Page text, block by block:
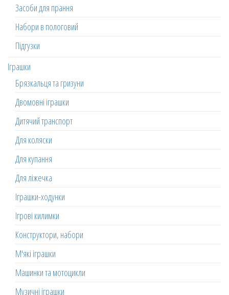
Засоби для прання
Набори в пологовий
Підгузки
Іграшки
Брязкальця та гризуни
Двомовні іграшки
Дитячий транспорт
Для коляски
Для купання
Для ліжечка
Іграшки-ходунки
Ігрові килимки
Конструктори, набори
М'які іграшки
Машинки та мотоцикли
Музичні іграшки